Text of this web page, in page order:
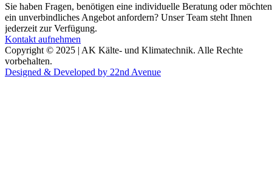
Sie haben Fragen, benötigen eine individuelle Beratung oder möchten
ein unverbindliches Angebot anfordern? Unser Team steht Ihnen
jederzeit zur Verfügung.
Kontakt aufnehmen
Copyright © 2025 | AK Kälte- und Klimatechnik. Alle Rechte
vorbehalten.
Designed & Developed by 22nd Avenue